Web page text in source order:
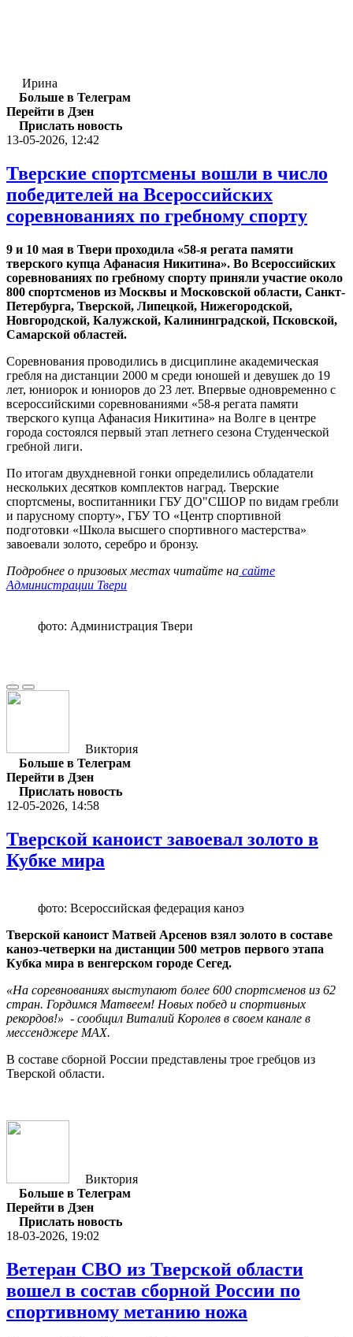
Ирина
Больше в Телеграм
Перейти в Дзен
Прислать новость
13-05-2026, 12:42
Тверские спортсмены вошли в число
победителей на Всероссийских
соревнованиях по гребному спорту
9 и 10 мая в Твери проходила «58-я регата памяти
тверского купца Афанасия Никитина». Во Всероссийских
соревнованиях по гребному спорту приняли участие около
800 спортсменов из Москвы и Московской области, Санкт-
Петербурга, Тверской, Липецкой, Нижегородской,
Новгородской, Калужской, Калининградской, Псковской,
Самарской областей.
Соревнования проводились в дисциплине академическая
гребля на дистанции 2000 м среди юношей и девушек до 19
лет, юниорок и юниоров до 23 лет. Впервые одновременно с
всероссийскими соревнованиями «58-я регата памяти
тверского купца Афанасия Никитина» на Волге в центре
города состоялся первый этап летнего сезона Студенческой
гребной лиги.
По итогам двухдневной гонки определились обладатели
нескольких десятков комплектов наград. Тверские
спортсмены, воспитанники ГБУ ДО"СШОР по видам гребли
и парусному спорту», ГБУ ТО «Центр спортивной
подготовки «Школа высшего спортивного мастерства»
завоевали золото, серебро и бронзу.
Подробнее о призовых местах читайте на сайте
Администрации Твери
фото: Администрация Твери
Виктория
Больше в Телеграм
Перейти в Дзен
Прислать новость
12-05-2026, 14:58
Тверской каноист завоевал золото в
Кубке мира
фото: Всероссийская федерация каноэ
Тверской каноист Матвей Арсенов взял золото в составе
каноэ-четверки на дистанции 500 метров первого этапа
Кубка мира в венгерском городе Сегед.
«На соревнованиях выступают более 600 спортсменов из 62
стран. Гордимся Матвеем! Новых побед и спортивных
рекордов!» - сообщил Виталий Королев в своем канале в
мессенджере MAX.
В составе сборной России представлены трое гребцов из
Тверской области.
Виктория
Больше в Телеграм
Перейти в Дзен
Прислать новость
18-03-2026, 19:02
Ветеран СВО из Тверской области
вошел в состав сборной России по
спортивному метанию ножа